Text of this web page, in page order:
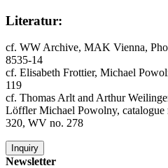
Literatur:
cf. WW Archive, MAK Vienna,
8535-14
cf. Elisabeth Frottier, Michael
119
cf. Thomas Arlt and Arthur
Löffler Michael Powolny, catalogue
320, WV no. 278
Inquiry
Newsletter